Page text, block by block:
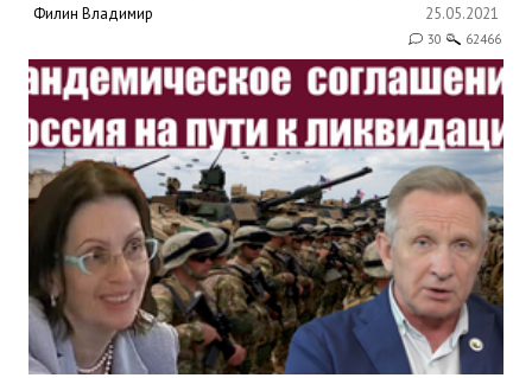
Филин Владимир
25.05.2021
30 62466